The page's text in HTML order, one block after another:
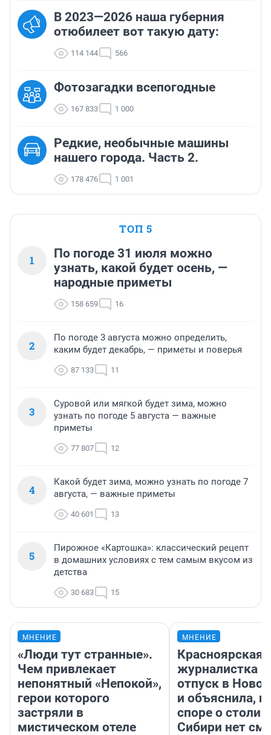
В 2023—2026 наша губерния
отюбилеет вот такую дату:
114 144 566
Фотозагадки всепогодные
167 833 1 000
Редкие, необычные машины
нашего города. Часть 2.
178 476 1 001
ТОП 5
1
По погоде 31 июля можно
узнать, какой будет осень, —
народные приметы
158 659 16
2
По погоде 3 августа можно определить,
каким будет декабрь, — приметы и поверья
87 133 11
3
Суровой или мягкой будет зима, можно
узнать по погоде 5 августа — важные
приметы
77 807 12
4
Какой будет зима, можно узнать по погоде 7
августа, — важные приметы
40 601 13
5
Пирожное «Картошка»: классический рецепт
в домашних условиях с тем самым вкусом из
детства
30 683 15
МНЕНИЕ
«Люди тут странные».
Чем привлекает
непонятный «Непокой»,
герои которого
застряли в
мистическом отеле
МНЕНИЕ
Красноярская
журналистка
отпуск в
и объяснила,
споре о
Сибири нет